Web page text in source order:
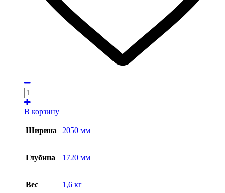
В корзину
Ширина 2050 мм
Глубина 1720 мм
Вес 1,6 кг